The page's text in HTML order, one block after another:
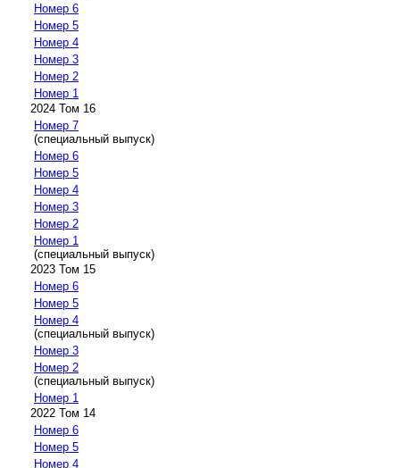
Номер 6
Номер 5
Номер 4
Номер 3
Номер 2
Номер 1
2024 Том 16
Номер 7
(специальный выпуск)
Номер 6
Номер 5
Номер 4
Номер 3
Номер 2
Номер 1
(специальный выпуск)
2023 Том 15
Номер 6
Номер 5
Номер 4
(специальный выпуск)
Номер 3
Номер 2
(специальный выпуск)
Номер 1
2022 Том 14
Номер 6
Номер 5
Номер 4